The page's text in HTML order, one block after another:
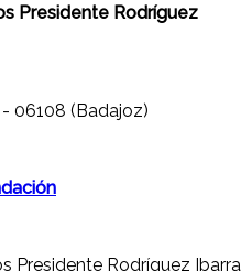
Presidente Rodríguez
06108 (Badajoz)
Presidente Rodríguez Ibarra